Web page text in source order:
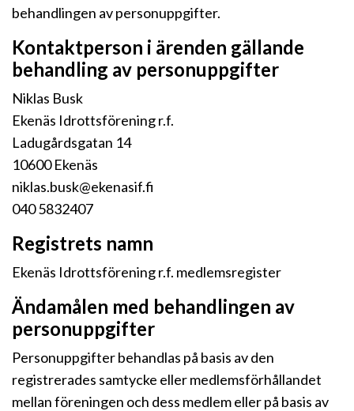
behandlingen av personuppgifter.
Kontaktperson i ärenden gällande
behandling av personuppgifter
Niklas Busk
Ekenäs Idrottsförening r.f.
Ladugårdsgatan 14
10600 Ekenäs
niklas.busk@ekenasif.fi
040 5832407
Registrets namn
Ekenäs Idrottsförening r.f. medlemsregister
Ändamålen med behandlingen av
personuppgifter
Personuppgifter behandlas på basis av den
registrerades samtycke eller medlemsförhållandet
mellan föreningen och dess medlem eller på basis av